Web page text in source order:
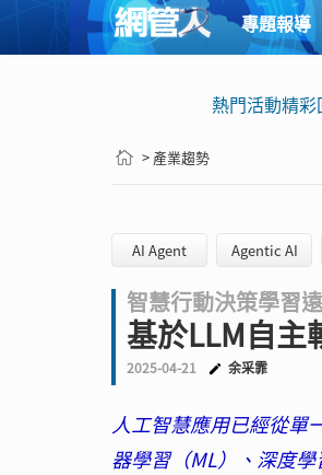
專題報導
熱門活動精
> 產業趨勢
AI Agent Agentic AI
智慧行動決策學習
基於LLM自
2025-04-21 余采霏
人工智慧應用已經從單
器學習（ML）、深度